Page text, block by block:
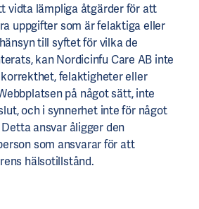
vidta lämpliga åtgärder för att
uppgifter som är felaktiga eller
till syftet för vilka de
kan Nordicinfu Care AB inte
felaktigheter eller
på något sätt, inte
och i synnerhet inte för något
ansvar åligger den
som ansvarar för att
hälsotillstånd.